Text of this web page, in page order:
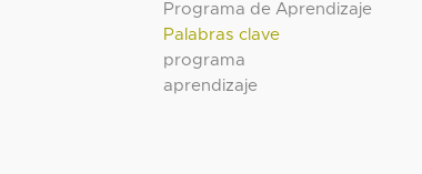
Programa de Aprendizaje
Palabras clave
programa
aprendizaje